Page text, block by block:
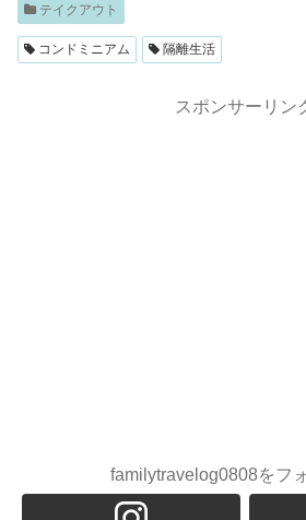
テイクアウト
コンドミニアム 隔離生活
スポンサーリン
familytravelog0808をフ